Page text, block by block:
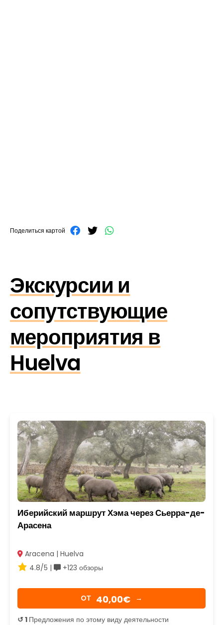
Поделиться картой
Экскурсии и
сопутствующие
мероприятия в
Huelva
Иберийский маршрут Хэма через Сьерра-де-
Арасена
Aracena | Huelva
4.8/5 |
+123 обзоры
OТ 40,00€ →
↺ 1 Предложения по этому виду деятельности